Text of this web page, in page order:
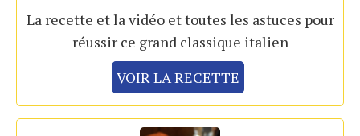
La recette et la vidéo et toutes les astuces pour
réussir ce grand classique italien
VOIR LA RECETTE